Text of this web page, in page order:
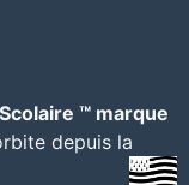
™ marque
depuis la